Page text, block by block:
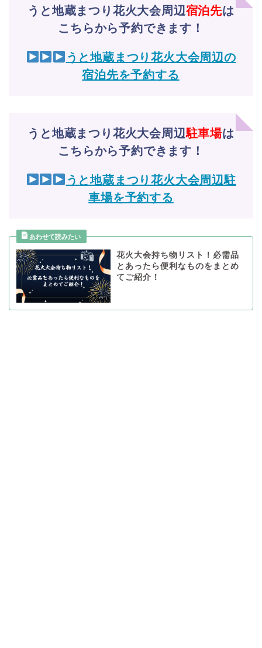
うと地蔵まつり花火大会周辺宿泊先は
こちらから予約できます！
うと地蔵まつり花火大会周辺の
宿泊先を予約する
うと地蔵まつり花火大会周辺駐車場は
こちらから予約できます！
うと地蔵まつり花火大会周辺駐
車場を予約する
花火大会持ち物リスト！必需品
とあったら便利なものをまとめ
てご紹介！